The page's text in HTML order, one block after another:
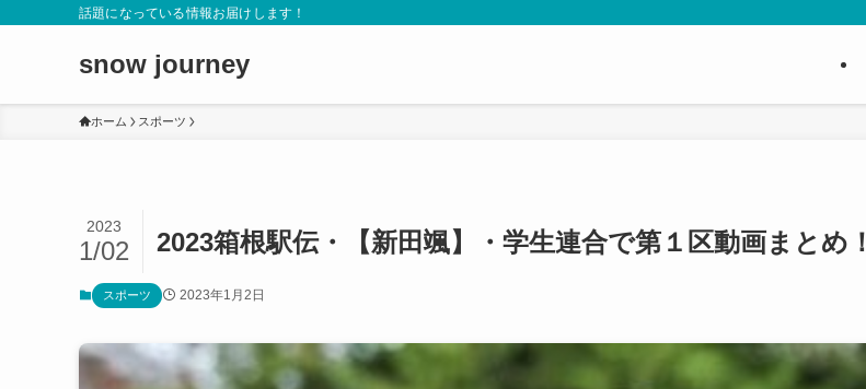
話題になっている情報お届けします！
snow journey
ホーム スポーツ
2023箱根駅伝・【新田颯】・学生連合で第１区動画まとめ！
2023
1/02
スポーツ 2023年1月2日